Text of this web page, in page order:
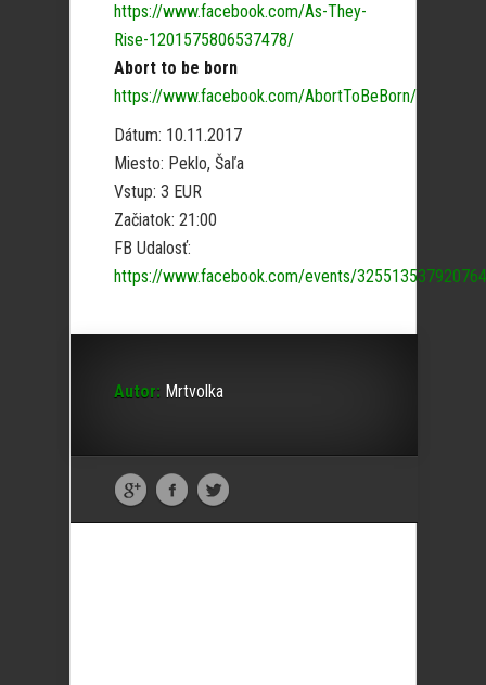
https://www.facebook.com/As-They-
Rise-1201575806537478/
Abort to be born
https://www.facebook.com/AbortToBeBorn/
Dátum: 10.11.2017
Miesto: Peklo, Šaľa
Vstup: 3 EUR
Začiatok: 21:00
FB Udalosť:
https://www.facebook.com/events/
Autor: Mrtvolka